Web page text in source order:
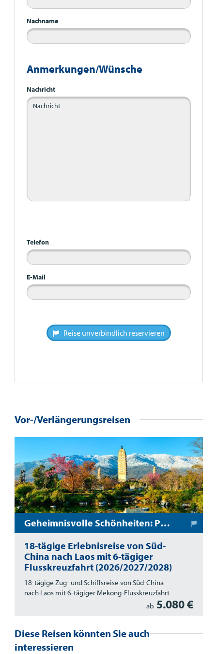
Nachname
Anmerkungen/Wünsche
Nachricht
Telefon
E-Mail
Reise unverbindlich reservieren
Vor-/Verlängerungsreisen
Geheimnisvolle Schönheiten: Per Zug und Schiff durch Süd-China und Nord-Laos
18-tägige Erlebnisreise von Süd-
China nach Laos mit 6-tägiger
Flusskreuzfahrt (2026/2027/2028)
18-tägige Zug- und Schiffsreise von Süd-China
nach Laos mit 6-tägiger Mekong-Flusskreuzfahrt
ab 5.080 €
Diese Reisen könnten Sie auch
interessieren